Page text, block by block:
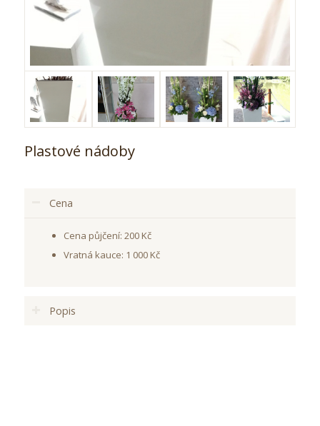
Plastové nádoby
Cena
Cena půjčení: 200 Kč
Vratná kauce: 1 000 Kč
Popis